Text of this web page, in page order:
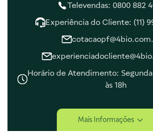
Televendas: 0800 882
Experiência do Cliente: (11)
Horário de Atendimento:
às 18h
Central de Ajuda
Central de Atendimento
Mais Informações